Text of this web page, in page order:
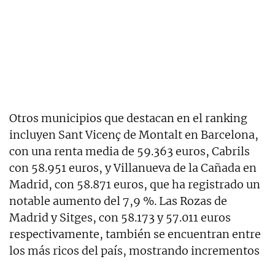
Otros municipios que destacan en el ranking
incluyen Sant Vicenç de Montalt en Barcelona,
con una renta media de 59.363 euros, Cabrils
con 58.951 euros, y Villanueva de la Cañada en
Madrid, con 58.871 euros, que ha registrado un
notable aumento del 7,9 %. Las Rozas de
Madrid y Sitges, con 58.173 y 57.011 euros
respectivamente, también se encuentran entre
los más ricos del país, mostrando incrementos